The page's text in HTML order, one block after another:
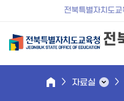
전북특별자치도교
전
자료실